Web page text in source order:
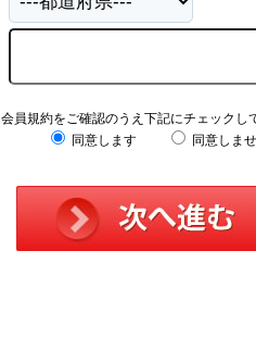
会員規約をご確認のうえ下記にチェックし
同意します
同意しま